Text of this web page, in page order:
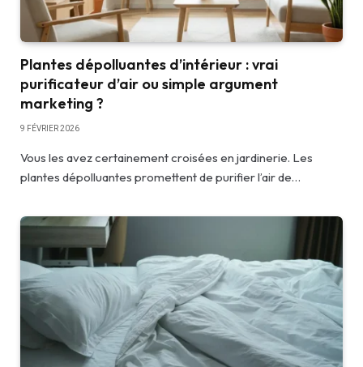
Plantes dépolluantes d’intérieur : vrai
purificateur d’air ou simple argument
marketing ?
9 FÉVRIER 2026
Vous les avez certainement croisées en jardinerie. Les
plantes dépolluantes promettent de purifier l’air de…